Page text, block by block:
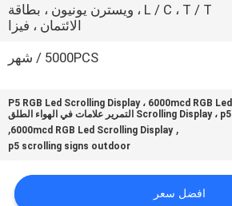
L / C ، T / T ، ويسترن يونيون ، بطاقة
الائتمان ، فيزا
5000PCS / شهر
P5 RGB Led Scrolling Display ، 6000mcd RGB Led
Scrolling Display ، p5 التمرير علامات في الهواء الطلق
,
6000mcd RGB Led Scrolling Display
,
p5 scrolling signs outdoor
افضل سعر